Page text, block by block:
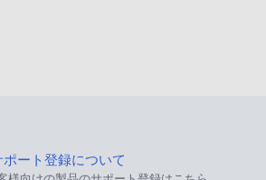
ート登録について